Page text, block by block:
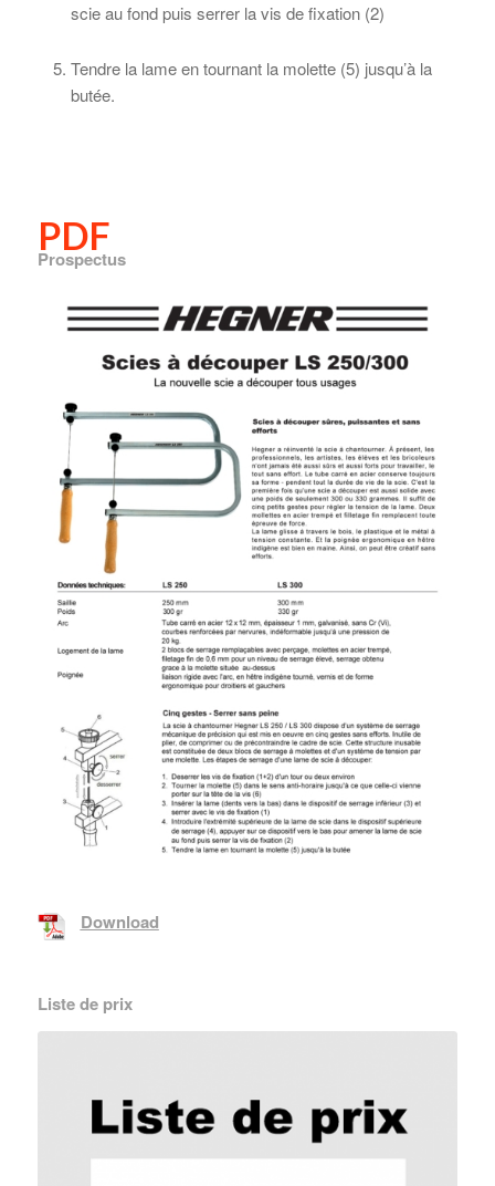
scie au fond puis serrer la vis de fixation (2)
Tendre la lame en tournant la molette (5) jusqu’à la
butée.
PDF
Prospectus
Download
Liste de prix